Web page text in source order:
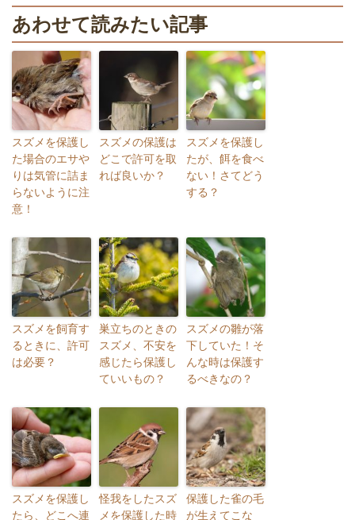
あわせて読みたい記事
スズメを保護し
た場合のエサや
りは気管に詰ま
らないように注
意！
スズメの保護は
どこで許可を取
れば良いか？
スズメを保護し
たが、餌を食べ
ない！さてどう
する？
スズメを飼育す
るときに、許可
は必要？
巣立ちのときの
スズメ、不安を
感じたら保護し
ていいもの？
スズメの雛が落
下していた！そ
んな時は保護す
るべきなの？
スズメを保護し
たら、どこへ連
怪我をしたスズ
メを保護した時
保護した雀の毛
が生えてこな